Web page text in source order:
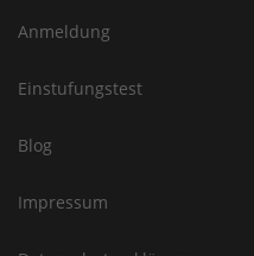
Anmeldung
Einstufungstest
Blog
Impressum